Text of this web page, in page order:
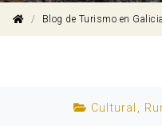
Blog de Turismo en Galicia
Cultural ,